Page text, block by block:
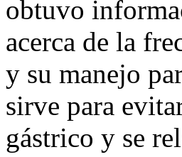
obtuvo
acerca de la
y su manejo
sirve para
gástrico y se